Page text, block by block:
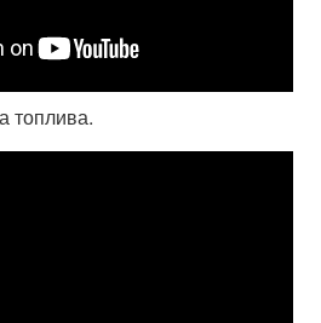
топлива.